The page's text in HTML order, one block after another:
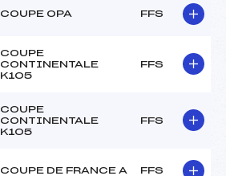
COUPE OPA FFS
COUPE
CONTINENTALE
K105
FFS
COUPE
CONTINENTALE
K105
FFS
COUPE DE FRANCE A FFS